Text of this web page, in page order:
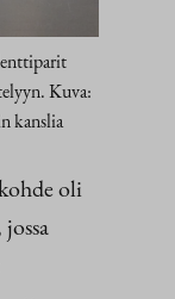
Kuva:
kanslia
oli